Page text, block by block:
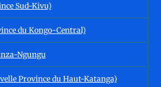
Sud-Kivu)
du Kongo-Central)
Ngungu
Province du Haut-Katanga)